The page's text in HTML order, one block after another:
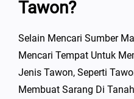
Tawon?
Selain Mencari Sumber
Mencari Tempat Untuk
Jenis Tawon, Seperti
Membuat Sarang Di